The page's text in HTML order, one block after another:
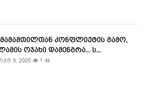
კონფლიქტის გამო,
ოჯახი დამენგრა... ს...
9, 2025 1.4k